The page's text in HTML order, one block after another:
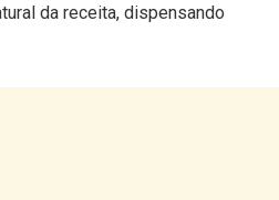
da receita, dispensando